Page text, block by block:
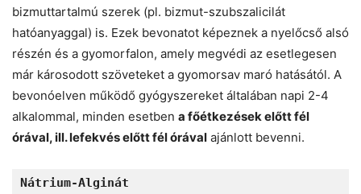
bizmuttartalmú szerek (pl. bizmut-szubszalicilát
hatóanyaggal) is. Ezek bevonatot képeznek a nyelőcső alsó
részén és a gyomorfalon, amely megvédi az esetlegesen
már károsodott szöveteket a gyomorsav maró hatásától. A
bevonóelven működő gyógyszereket általában napi 2-4
alkalommal, minden esetben a főétkezések előtt fél
órával, ill. lefekvés előtt fél órával ajánlott bevenni.
Nátrium-Alginát